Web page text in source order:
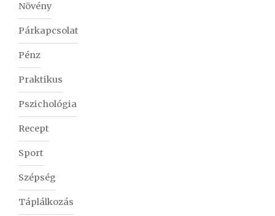
Növény
Párkapcsolat
Pénz
Praktikus
Pszichológia
Recept
Sport
Szépség
Táplálkozás